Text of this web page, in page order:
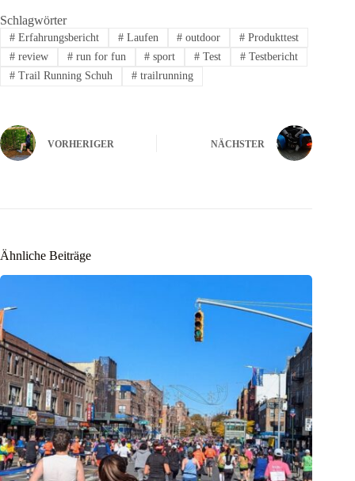
Schlagwörter
#Erfahrungsbericht #Laufen # outdoor # Produkttest
#review #run for fun # sport # Test # Testbericht
#Trail Running Schuh #trailrunning
VORHERIGER NÄCHSTER
Ähnliche Beiträge